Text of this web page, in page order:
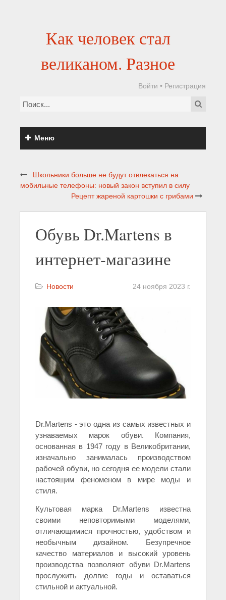
Как человек стал
великаном. Разное
Войти • Регистрация
Меню
Школьники больше не будут отвлекаться на
мобильные телефоны: новый закон вступил в силу
Рецепт жареной картошки с грибами
Обувь Dr.Martens в
интернет-магазине
Новости 24 ноября 2023 г.
Dr.Martens - это одна из самых известных и
узнаваемых марок обуви. Компания,
основанная в 1947 году в Великобритании,
изначально занималась производством
рабочей обуви, но сегодня ее модели стали
настоящим феноменом в мире моды и
стиля.
Культовая марка Dr.Martens известна
своими неповторимыми моделями,
отличающимися прочностью, удобством и
необычным дизайном. Безупречное
качество материалов и высокий уровень
производства позволяют обуви Dr.Martens
прослужить долгие годы и оставаться
стильной и актуальной.